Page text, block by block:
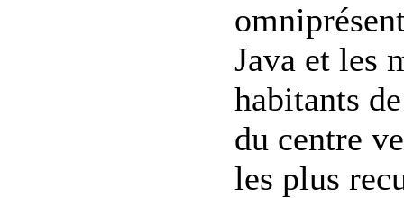
Java et les
habitants
du centre
les plus